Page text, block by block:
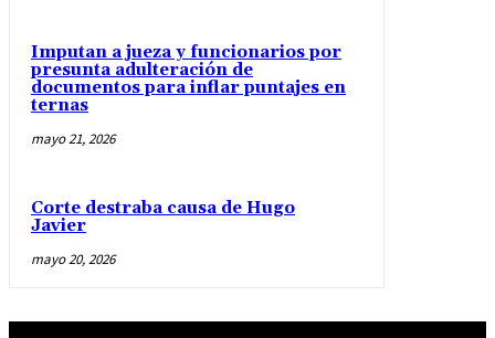
Imputan a jueza y funcionarios por
presunta adulteración de
documentos para inflar puntajes en
ternas
mayo 21, 2026
Corte destraba causa de Hugo
Javier
mayo 20, 2026